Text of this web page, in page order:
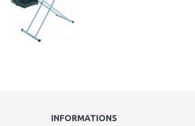
INFORMATIONS